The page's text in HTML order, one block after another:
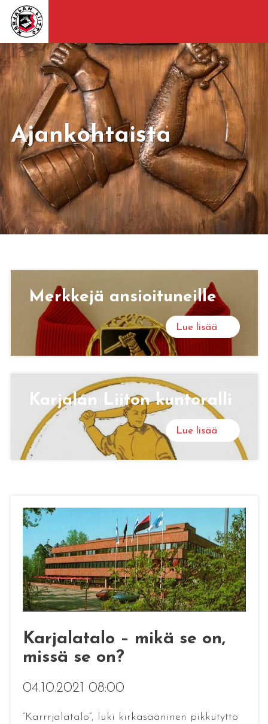
Ajankohtaista
Merk­ke­jä an­sioi­tu­neil­le
Lue lisää
Kar­ja­lan Lii­ton kun­to­ral­li
Lue lisää
Karjalatalo – mikä se on,
missä se on?
04.10.2021 08:00
”Karrrjalatalo”, luki kirkasääninen pikkutyttö